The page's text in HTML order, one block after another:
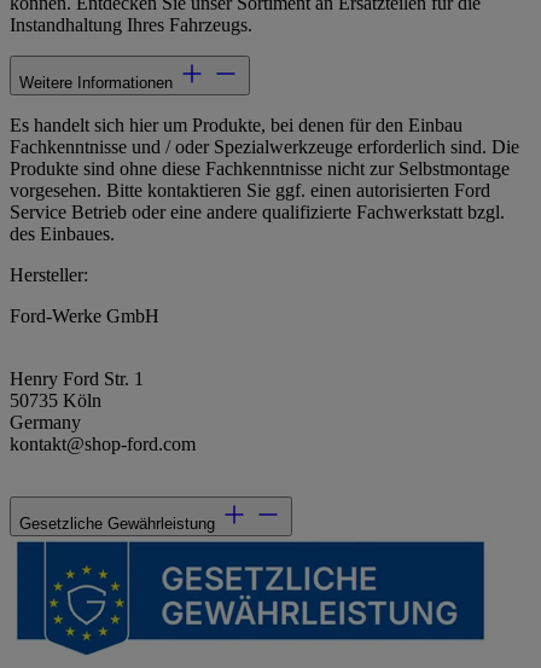
Instandhaltung Ihres Fahrzeugs.
Weitere Informationen
Es handelt sich hier um Produkte, bei denen für den Einbau
Fachkenntnisse und / oder Spezialwerkzeuge erforderlich sind. Die
Produkte sind ohne diese Fachkenntnisse nicht zur Selbstmontage
vorgesehen. Bitte kontaktieren Sie ggf. einen autorisierten Ford
Service Betrieb oder eine andere qualifizierte Fachwerkstatt bzgl.
des Einbaues.
Hersteller:
Ford-Werke GmbH
Henry Ford Str. 1
50735 Köln
Germany
kontakt@shop-ford.com
Gesetzliche Gewährleistung